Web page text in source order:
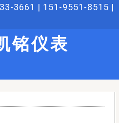
3661 | 151-9551-8515 |
铭仪表